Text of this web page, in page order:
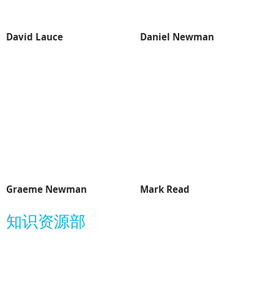
David Lauce Daniel Newman
Graeme Newman Mark Read
知识资源部